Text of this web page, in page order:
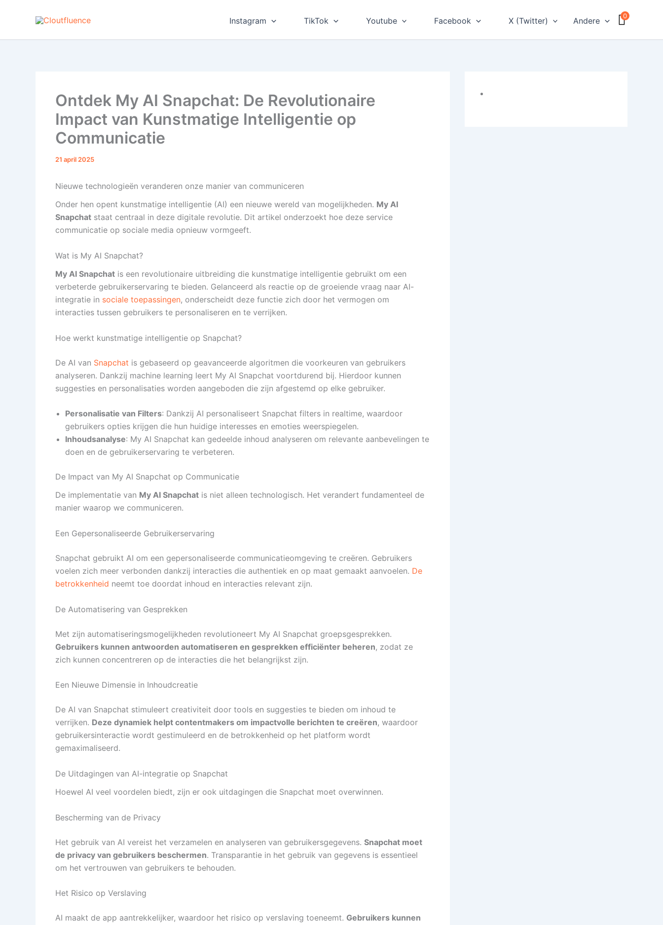
Instagram TikTok Youtube Facebook X (Twitter) Andere 0
Ontdek My AI Snapchat: De Revolutionaire
Impact van Kunstmatige Intelligentie op
Communicatie
21 april 2025
Nieuwe technologieën veranderen onze manier van communiceren
Onder hen opent kunstmatige intelligentie (AI) een nieuwe wereld van mogelijkheden. My AI
Snapchat staat centraal in deze digitale revolutie. Dit artikel onderzoekt hoe deze service
communicatie op sociale media opnieuw vormgeeft.
Wat is My AI Snapchat?
My AI Snapchat is een revolutionaire uitbreiding die kunstmatige intelligentie gebruikt om een
verbeterde gebruikerservaring te bieden. Gelanceerd als reactie op de groeiende vraag naar AI-
integratie in sociale toepassingen, onderscheidt deze functie zich door het vermogen om
interacties tussen gebruikers te personaliseren en te verrijken.
Hoe werkt kunstmatige intelligentie op Snapchat?
De AI van Snapchat is gebaseerd op geavanceerde algoritmen die voorkeuren van gebruikers
analyseren. Dankzij machine learning leert My AI Snapchat voortdurend bij. Hierdoor kunnen
suggesties en personalisaties worden aangeboden die zijn afgestemd op elke gebruiker.
Personalisatie van Filters: Dankzij AI personaliseert Snapchat filters in realtime, waardoor
gebruikers opties krijgen die hun huidige interesses en emoties weerspiegelen.
Inhoudsanalyse: My AI Snapchat kan gedeelde inhoud analyseren om relevante aanbevelingen te
doen en de gebruikerservaring te verbeteren.
De Impact van My AI Snapchat op Communicatie
De implementatie van My AI Snapchat is niet alleen technologisch. Het verandert fundamenteel de
manier waarop we communiceren.
Een Gepersonaliseerde Gebruikerservaring
Snapchat gebruikt AI om een gepersonaliseerde communicatieomgeving te creëren. Gebruikers
voelen zich meer verbonden dankzij interacties die authentiek en op maat gemaakt aanvoelen. De
betrokkenheid neemt toe doordat inhoud en interacties relevant zijn.
De Automatisering van Gesprekken
Met zijn automatiseringsmogelijkheden revolutioneert My AI Snapchat groepsgesprekken.
Gebruikers kunnen antwoorden automatiseren en gesprekken efficiënter beheren, zodat ze
zich kunnen concentreren op de interacties die het belangrijkst zijn.
Een Nieuwe Dimensie in Inhoudcreatie
De AI van Snapchat stimuleert creativiteit door tools en suggesties te bieden om inhoud te
verrijken. Deze dynamiek helpt contentmakers om impactvolle berichten te creëren, waardoor
gebruikersinteractie wordt gestimuleerd en de betrokkenheid op het platform wordt
gemaximaliseerd.
De Uitdagingen van AI-integratie op Snapchat
Hoewel AI veel voordelen biedt, zijn er ook uitdagingen die Snapchat moet overwinnen.
Bescherming van de Privacy
Het gebruik van AI vereist het verzamelen en analyseren van gebruikersgegevens. Snapchat moet
de privacy van gebruikers beschermen. Transparantie in het gebruik van gegevens is essentieel
om het vertrouwen van gebruikers te behouden.
Het Risico op Verslaving
AI maakt de app aantrekkelijker, waardoor het risico op verslaving toeneemt. Gebruikers kunnen
kan
gekozen
worden
op
de
kan
gekozen
worden
op
de